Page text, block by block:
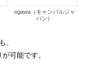
ogawa（キャンパルジャ
パン）
、
可能です。